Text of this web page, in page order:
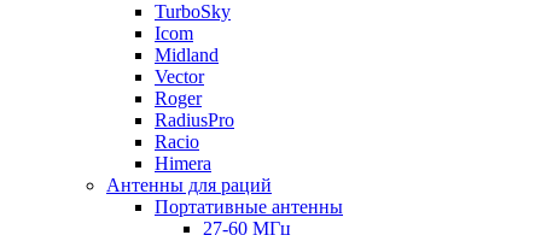
TurboSky
Icom
Midland
Vector
Roger
RadiusPro
Racio
Himera
Антенны для раций
Портативные антенны
27-60 МГц